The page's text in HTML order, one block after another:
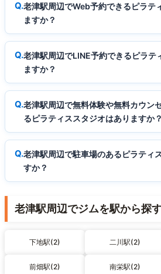
老津駅周辺でWeb予約できるピラテ
ますか？
老津駅周辺でLINE予約できるピラテ
ますか？
老津駅周辺で無料体験や無料カウン
るピラティススタジオはありますか？
老津駅周辺で駐車場のあるピラティ
すか？
老津駅周辺でジムを駅から探
下地駅(2) 二川駅(2)
前畑駅(2) 南栄駅(2)